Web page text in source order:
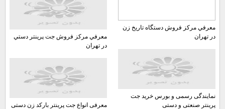
معرفي مركز فروش دستگاه تاريخ زن
در تهران
معرفي مركز فروش جت پرينتر دستي
در تهران
نمایندگی رسمی و بورس خرید جت
پرینتر صنعتی و دستی
معرفی انواع جت پرینتر بارکد زن دستی